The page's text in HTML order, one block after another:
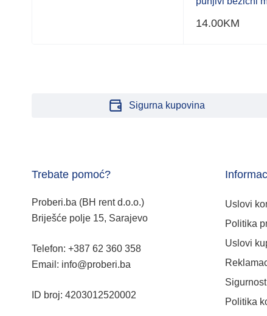
14.00KM
Sigurna kupovina
Trebate pomoć?
Proberi.ba (BH rent d.o.o.)
Briješće polje 15, Sarajevo
Telefon: +387 62 360 358
Email: info@proberi.ba
ID broj: 4203012520002
Uslovi
Politika
Uslovi
Politika